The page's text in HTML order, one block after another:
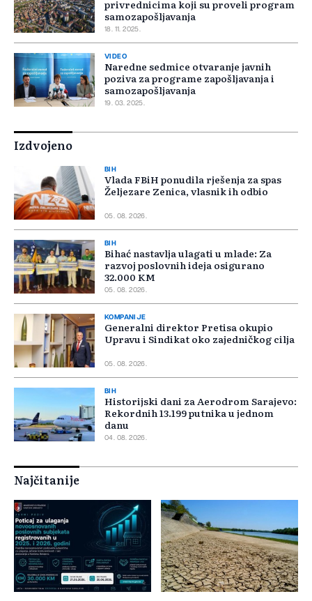
privrednicima koji su proveli program
samozapošljavanja
18. 11. 2025.
VIDEO
Naredne sedmice otvaranje javnih
poziva za programe zapošljavanja i
samozapošljavanja
19. 03. 2025.
Izdvojeno
BIH
Vlada FBiH ponudila rješenja za spas
Željezare Zenica, vlasnik ih odbio
05. 08. 2026.
BIH
Bihać nastavlja ulagati u mlade: Za
razvoj poslovnih ideja osigurano
32.000 KM
05. 08. 2026.
KOMPANIJE
Generalni direktor Pretisa okupio
Upravu i Sindikat oko zajedničkog cilja
05. 08. 2026.
BIH
Historijski dani za Aerodrom Sarajevo:
Rekordnih 13.199 putnika u jednom
danu
04. 08. 2026.
Najčitanije